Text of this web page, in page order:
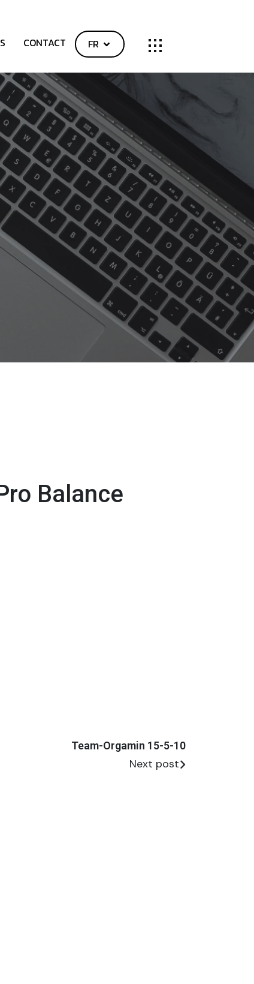
CONTACT FR SHOP
Balance
Team-Orgamin 15-5-10
Next post